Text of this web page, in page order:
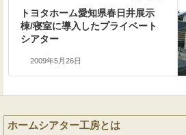
トヨタホーム愛知県春日井展示
棟/寝室に導入したプライベート
シアター
2009年5月26日
ホームシアター工房とは